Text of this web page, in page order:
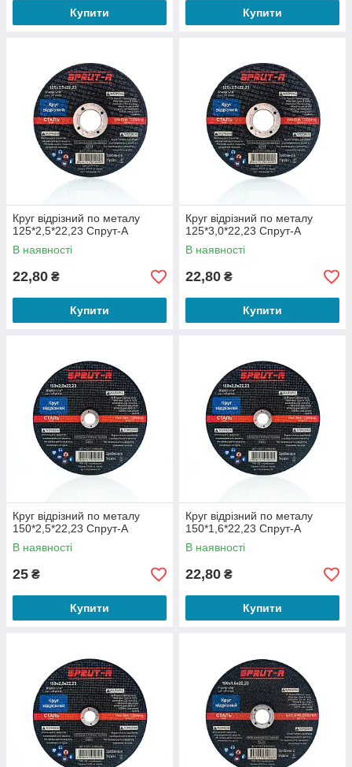
Купити Купити
Круг відрізний по металу
125*2,5*22,23 Спрут-А
В наявності
22,80 ₴
Купити
Круг відрізний по металу
125*3,0*22,23 Спрут-А
В наявності
22,80 ₴
Купити
Круг відрізний по металу
150*2,5*22,23 Спрут-А
В наявності
25 ₴
Купити
Круг відрізний по металу
150*1,6*22,23 Спрут-А
В наявності
22,80 ₴
Купити